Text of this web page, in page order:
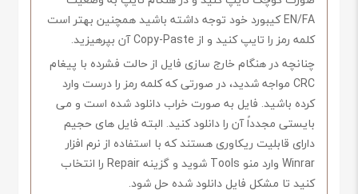
EN/FA کیبورد خود توجه داشته باشید همچنین بهتر است
کلمه رمز را تایپ کنید و از Copy-Paste آن بپرهیزید.
چنانچه در هنگام خارج سازی فایل از حالت فشرده با پیغام
CRC مواجه شدید، در صورتی که کلمه رمز را درست وارد
کرده باشید. فایل به صورت خراب دانلود شده است و می
بایستی مجدداً آن را دانلود کنید. البته فایل های حجیم
دارای قابلیت ریکاوری هستند که با استفاده از نرم افزار
Winrar وارد منو Tools شوید و گزینه Repair را انتخاب
کنید تا مشکل فایل دانلود شده حل شود.